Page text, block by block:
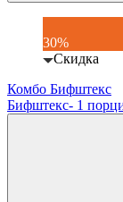
30%
Скидка
Комбо Бифштекс
Бифштекс- 1